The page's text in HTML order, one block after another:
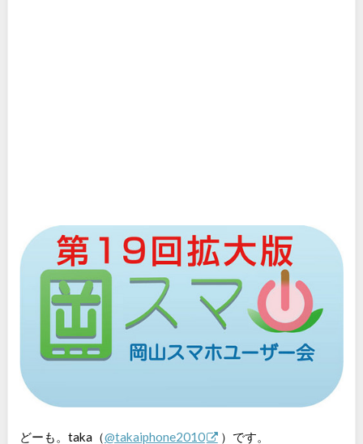
どーも。taka（@takaiphone2010 ）です。